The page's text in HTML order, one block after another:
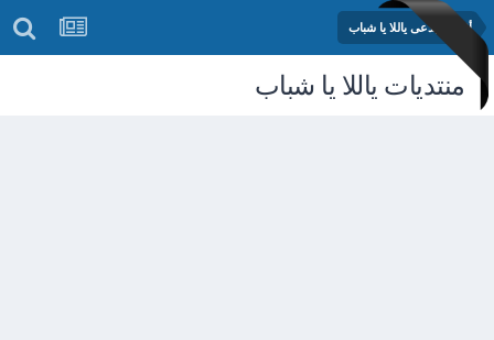
أقلام مبدعى ياللا يا شباب
منتديات ياللا يا شباب